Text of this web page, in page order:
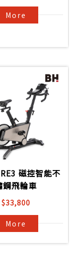
More
RE3 磁控智能不
鋼飛輪車
$33,800
More